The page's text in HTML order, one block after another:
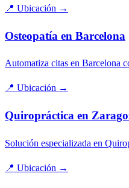
📍 Ubicación →
Osteopatía en Barcelona
Automatiza citas en Barcelona
📍 Ubicación →
Quiropráctica en
Solución especializada en
📍 Ubicación →